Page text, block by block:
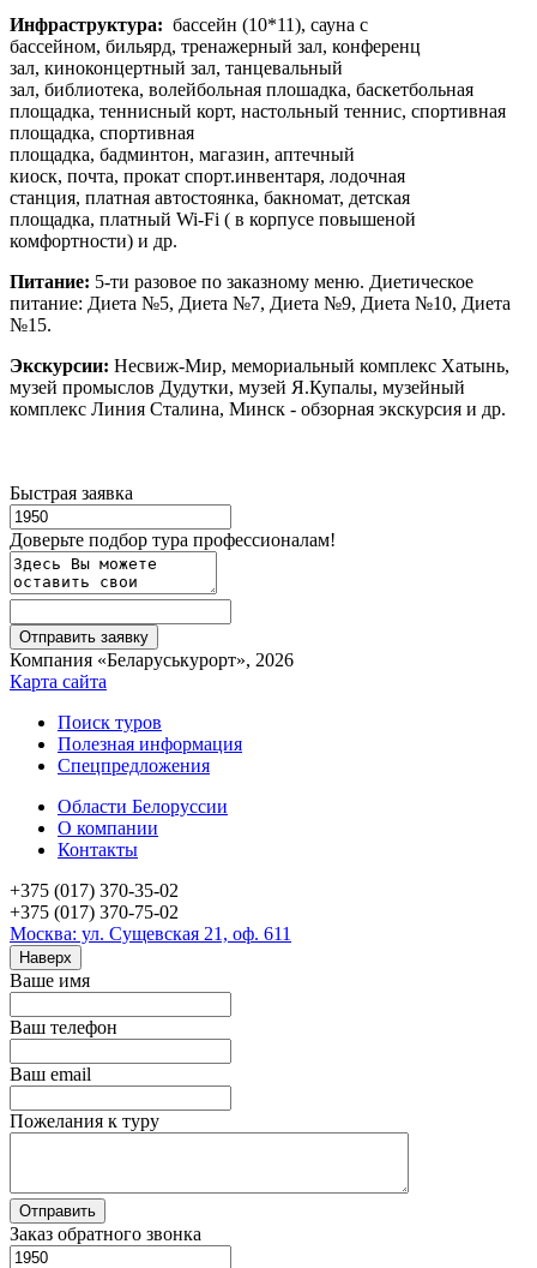
Инфраструктура: бассейн (10*11), сауна с
бассейном, бильярд, тренажерный зал, конференц
зал, киноконцертный зал, танцевальный
зал, библиотека, волейбольная плошадка, баскетбольная
площадка, теннисный корт, настольный теннис, спортивная
площадка, спортивная
площадка, бадминтон, магазин, аптечный
киоск, почта, прокат спорт.инвентаря, лодочная
станция, платная автостоянка, бакномат, детская
площадка, платный Wi-Fi ( в корпусе повышеной
комфортности) и др.
Питание: 5-ти разовое по заказному меню. Диетическое
питание: Диета №5, Диета №7, Диета №9, Диета №10, Диета
№15.
Экскурсии: Несвиж-Мир, мемориальный комплекс Хатынь,
музей промыслов Дудутки, музей Я.Купалы, музейный
комплекс Линия Сталина, Минск - обзорная экскурсия и др.
Быстрая заявка
Доверьте подбор тура профессионалам!
Компания «Беларуськурорт», 2026
Карта сайта
Поиск туров
Полезная информация
Спецпредложения
Области Белоруссии
О компании
Контакты
+375 (017) 370-35-02
+375 (017) 370-75-02
Москва: ул. Сущевская 21, оф. 611
Наверх
Ваше имя
Ваш телефон
Ваш email
Пожелания к туру
Заказ обратного звонка